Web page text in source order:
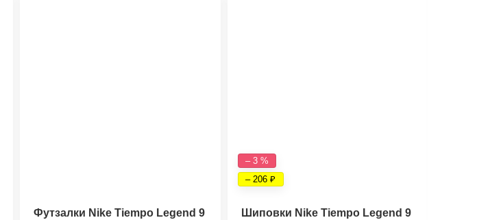
Футзалки Nike Tiempo Legend 9
– 3 %
– 206
Шиповки Nike Tiempo Legend 9